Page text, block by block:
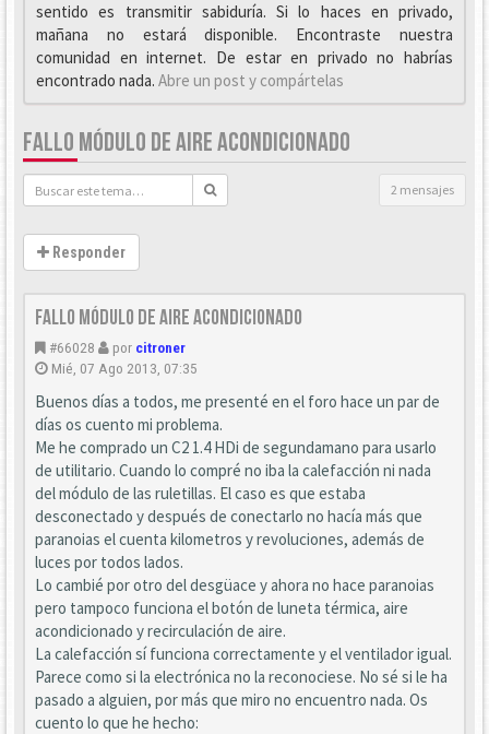
sentido es transmitir sabiduría. Si lo haces en privado,
mañana no estará disponible. Encontraste nuestra
comunidad en internet. De estar en privado no habrías
encontrado nada. Abre un post y compártelas
FALLO MÓDULO DE AIRE ACONDICIONADO
2 mensajes
Responder
Fallo módulo de aire acondicionado
#66028 por citroner
Mié, 07 Ago 2013, 07:35
Buenos días a todos, me presenté en el foro hace un par de
días os cuento mi problema.
Me he comprado un C2 1.4 HDi de segundamano para usarlo
de utilitario. Cuando lo compré no iba la calefacción ni nada
del módulo de las ruletillas. El caso es que estaba
desconectado y después de conectarlo no hacía más que
paranoias el cuenta kilometros y revoluciones, además de
luces por todos lados.
Lo cambié por otro del desgüace y ahora no hace paranoias
pero tampoco funciona el botón de luneta térmica, aire
acondicionado y recirculación de aire.
La calefacción sí funciona correctamente y el ventilador igual.
Parece como si la electrónica no la reconociese. No sé si le ha
pasado a alguien, por más que miro no encuentro nada. Os
cuento lo que he hecho: